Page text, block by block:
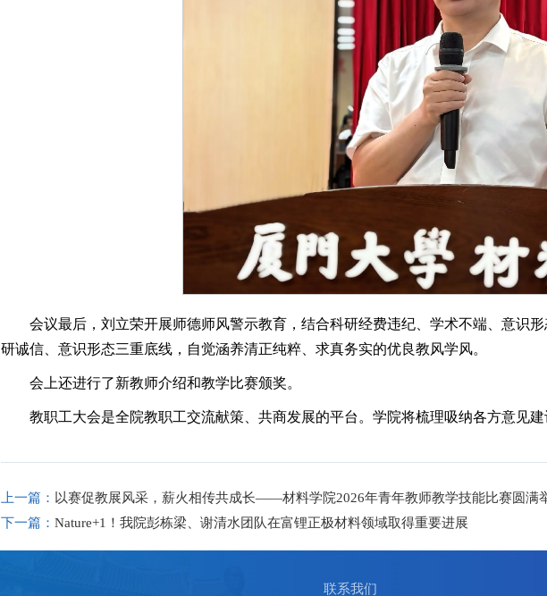
会议最后，刘立荣开展师德师风警示教育，结合科研经费违纪、学术不端、意识
研诚信、意识形态三重底线，自觉涵养清正纯粹、求真务实的优良教风学风。
会上还进行了新教师介绍和教学比赛颁奖。
教职工大会是全院教职工交流献策、共商发展的平台。学院将梳理吸纳各方意见
上一篇： 以赛促教展风采，薪火相传共成长——材料学院2026年青年教师教学技能比赛圆满
下一篇：Nature+1！我院彭栋梁、谢清水团队在富锂正极材料领域取得重要进展
联系我们